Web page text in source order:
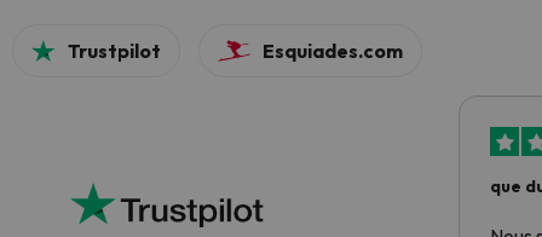
Trustpilot Esquiades.com
que